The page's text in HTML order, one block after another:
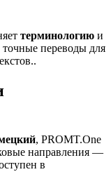
терминологию и
точные переводы для
, PROMT.One
направления —
в